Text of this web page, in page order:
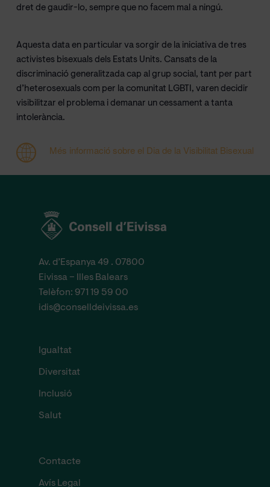
dret de gaudir-lo, sempre que no facem mal a ningú.
Aquesta data en particular va sorgir de la iniciativa de tres
activistes bisexuals dels Estats Units. Cansats de la
discriminació generalitzada cap al grup social, tant per part
d’heterosexuals com per la comunitat LGBTI, varen decidir
visibilitzar el problema i demanar un cessament a tanta
intolerància.
Més informació sobre el Dia de la Visibilitat Bisexual
Av. d’Espanya 49 . 07800
Eivissa – Illes Balears
Telèfon: 971 19 59 00
idis@conselldeivissa.es
Igualtat
Diversitat
Inclusió
Salut
Contacte
Avís Legal